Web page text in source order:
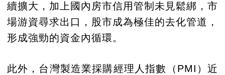
續擴大，加上國內房市信用管制未見鬆綁，市
場游資尋求出口，股市成為極佳的去化管道，
形成強勁的資金內循環。
此外，台灣製造業採購經理人指數（PMI）近